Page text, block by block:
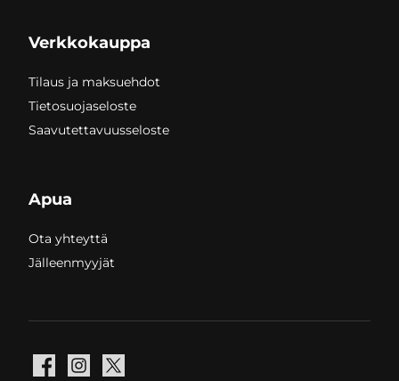
Verkkokauppa
Tilaus ja maksuehdot
Tietosuojaseloste
Saavutettavuusseloste
Apua
Ota yhteyttä
Jälleenmyyjät
FacebookInstagram
X